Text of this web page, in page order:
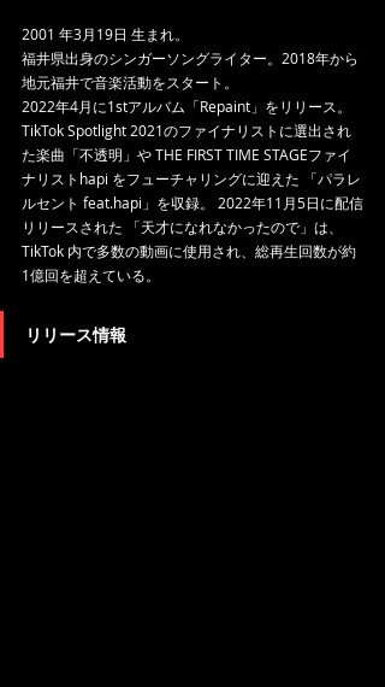
2001 年3月19日 生まれ。
福井県出身のシンガーソングライター。2018年から
地元福井で音楽活動をスタート。
2022年4月に1stアルバム「Repaint」をリリース。
TikTok Spotlight 2021のファイナリストに選出され
た楽曲「不透明」や THE FIRST TIME STAGEファイ
ナリストhapi をフューチャリングに迎えた 「パラレ
ルセント feat.hapi」を収録。 2022年11月5日に配信
リリースされた 「天才になれなかったので」は、
TikTok 内で多数の動画に使用され、総再生回数が約
1億回を超えている。
リリース情報